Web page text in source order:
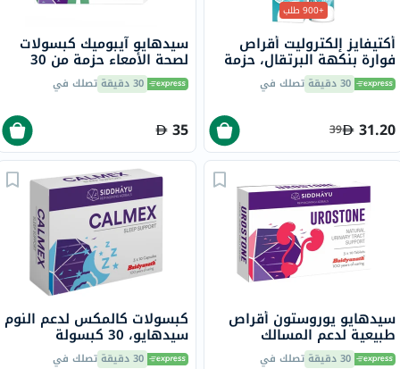
+900 طلب
أكتيفايز إلكتروليت أقراص
فوارة بنكهة البرتقال، حزمة
من 20 30 دقيقة تصلك في
31.20
39
سيدهايو آيبوميك كبسولات
لصحة الأمعاء حزمة من 30
30 دقيقة تصلك في
35
سيدهايو يوروستون أقراص
طبيعية لدعم المسالك
البولية، حزمة من 30
30 دقيقة تصلك في
كبسولات كالمكس لدعم النوم
سيدهايو، 30 كبسولة
30 دقيقة تصلك في